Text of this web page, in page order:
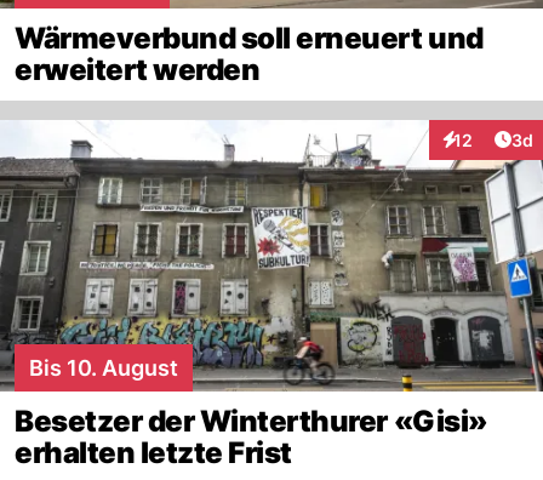
Wärmeverbund soll erneuert und
erweitert werden
12
Interaktionen
3d
Bis 10. August
Besetzer der Winterthurer «Gisi»
erhalten letzte Frist